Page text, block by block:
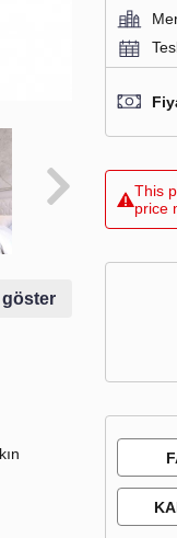
This
price